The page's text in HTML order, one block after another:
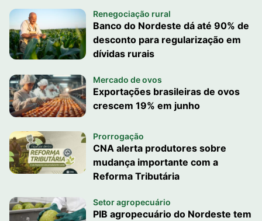
Renegociação rural
Banco do Nordeste dá até 90% de
desconto para regularização em
dívidas rurais
Mercado de ovos
Exportações brasileiras de ovos
crescem 19% em junho
Prorrogação
CNA alerta produtores sobre
mudança importante com a
Reforma Tributária
Setor agropecuário
PIB agropecuário do Nordeste tem